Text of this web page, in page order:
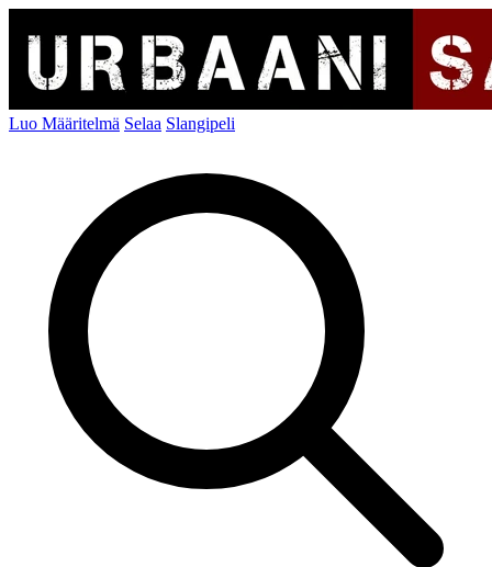
Luo Määritelmä Selaa Slangipeli